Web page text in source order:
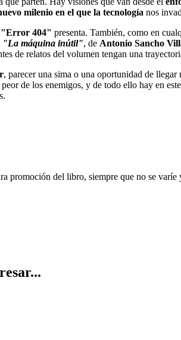
milenio en el que la tecnología nos
"Error 404" presenta. También, como en
"La máquina inútil", de Antonio Sancho
de relatos del volumen tengan una
, parecer una sima o una oportunidad de
de los enemigos, y de todo ello hay en este
promoción del libro, siempre que no se